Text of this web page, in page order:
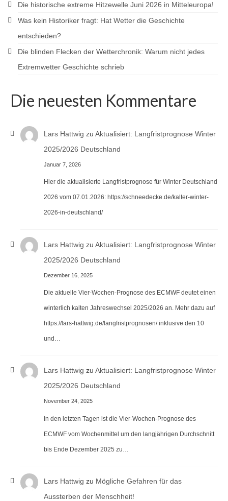
Die historische extreme Hitzewelle Juni 2026 in Mitteleuropa!
Was kein Historiker fragt: Hat Wetter die Geschichte
entschieden?
Die blinden Flecken der Wetterchronik: Warum nicht jedes
Extremwetter Geschichte schrieb
Die neuesten Kommentare
Lars Hattwig zu Aktualisiert: Langfristprognose Winter
2025/2026 Deutschland
Januar 7, 2026
Hier die aktualisierte Langfristprognose für Winter Deutschland
2026 vom 07.01.2026: https://schneedecke.de/kalter-winter-
2026-in-deutschland/
Lars Hattwig zu Aktualisiert: Langfristprognose Winter
2025/2026 Deutschland
Dezember 16, 2025
Die aktuelle Vier-Wochen-Prognose des ECMWF deutet einen
winterlich kalten Jahreswechsel 2025/2026 an. Mehr dazu auf
https://lars-hattwig.de/langfristprognosen/ inklusive den 10
und…
Lars Hattwig zu Aktualisiert: Langfristprognose Winter
2025/2026 Deutschland
November 24, 2025
In den letzten Tagen ist die Vier-Wochen-Prognose des
ECMWF vom Wochenmittel um den langjährigen Durchschnitt
bis Ende Dezember 2025 zu…
Lars Hattwig zu Mögliche Gefahren für das
Aussterben der Menschheit!